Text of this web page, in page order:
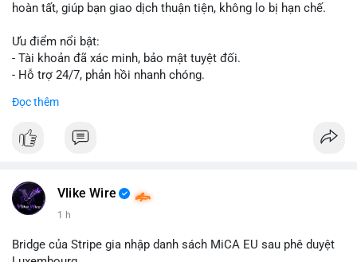
hoàn tất, giúp bạn giao dịch thuận tiện, không lo bị hạn chế.
Ưu điểm nổi bật:
- Tài khoản đã xác minh, bảo mật tuyệt đối.
- Hỗ trợ 24/7, phản hồi nhanh chóng.
nay:
📧 Email: localpvashop@gmail.com
Đọc thêm
Vlike Wire
1 h
Bridge của Stripe gia nhập danh sách MiCA EU sau phê duyệt